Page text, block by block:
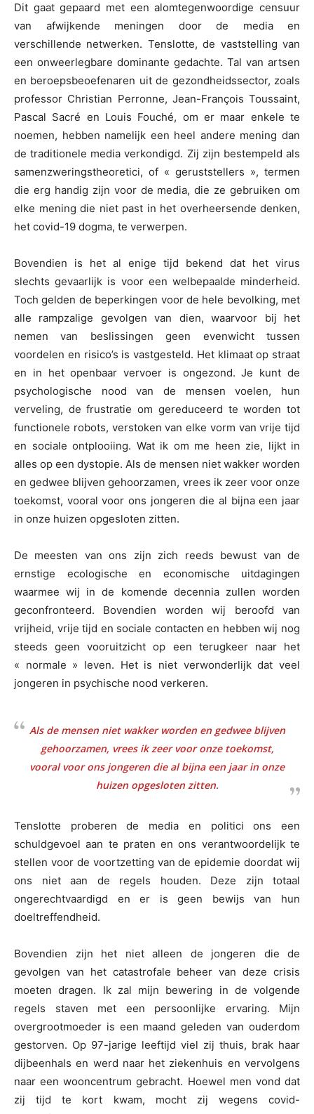
Dit gaat gepaard met een alomtegenwoordige censuur
van afwijkende meningen door de media en
verschillende netwerken. Tenslotte, de vaststelling van
een onweerlegbare dominante gedachte. Tal van artsen
en beroepsbeoefenaren uit de gezondheidssector, zoals
professor Christian Perronne, Jean-François Toussaint,
Pascal Sacré en Louis Fouché, om er maar enkele te
noemen, hebben namelijk een heel andere mening dan
de traditionele media verkondigd. Zij zijn bestempeld als
samenzweringstheoretici, of « geruststellers », termen
die erg handig zijn voor de media, die ze gebruiken om
elke mening die niet past in het overheersende denken,
het covid-19 dogma, te verwerpen.
Bovendien is het al enige tijd bekend dat het virus
slechts gevaarlijk is voor een welbepaalde minderheid.
Toch gelden de beperkingen voor de hele bevolking, met
alle rampzalige gevolgen van dien, waarvoor bij het
nemen van beslissingen geen evenwicht tussen
voordelen en risico’s is vastgesteld. Het klimaat op straat
en in het openbaar vervoer is ongezond. Je kunt de
psychologische nood van de mensen voelen, hun
verveling, de frustratie om gereduceerd te worden tot
functionele robots, verstoken van elke vorm van vrije tijd
en sociale ontplooiing. Wat ik om me heen zie, lijkt in
alles op een dystopie. Als de mensen niet wakker worden
en gedwee blijven gehoorzamen, vrees ik zeer voor onze
toekomst, vooral voor ons jongeren die al bijna een jaar
in onze huizen opgesloten zitten.
De meesten van ons zijn zich reeds bewust van de
ernstige ecologische en economische uitdagingen
waarmee wij in de komende decennia zullen worden
geconfronteerd. Bovendien worden wij beroofd van
vrijheid, vrije tijd en sociale contacten en hebben wij nog
steeds geen vooruitzicht op een terugkeer naar het
« normale » leven. Het is niet verwonderlijk dat veel
jongeren in psychische nood verkeren.
Als de mensen niet wakker worden en gedwee blijven
gehoorzamen, vrees ik zeer voor onze toekomst,
vooral voor ons jongeren die al bijna een jaar in onze
huizen opgesloten zitten.
Tenslotte proberen de media en politici ons een
schuldgevoel aan te praten en ons verantwoordelijk te
stellen voor de voortzetting van de epidemie doordat wij
ons niet aan de regels houden. Deze zijn totaal
ongerechtvaardigd en er is geen bewijs van hun
doeltreffendheid.
Bovendien zijn het niet alleen de jongeren die de
gevolgen van het catastrofale beheer van deze crisis
moeten dragen. Ik zal mijn bewering in de volgende
regels staven met een persoonlijke ervaring. Mijn
overgrootmoeder is een maand geleden van ouderdom
gestorven. Op 97-jarige leeftijd viel zij thuis, brak haar
dijbeenhals en werd naar het ziekenhuis en vervolgens
naar een wooncentrum gebracht. Hoewel men vond dat
zij tijd te kort kwam, mocht zij wegens covid-